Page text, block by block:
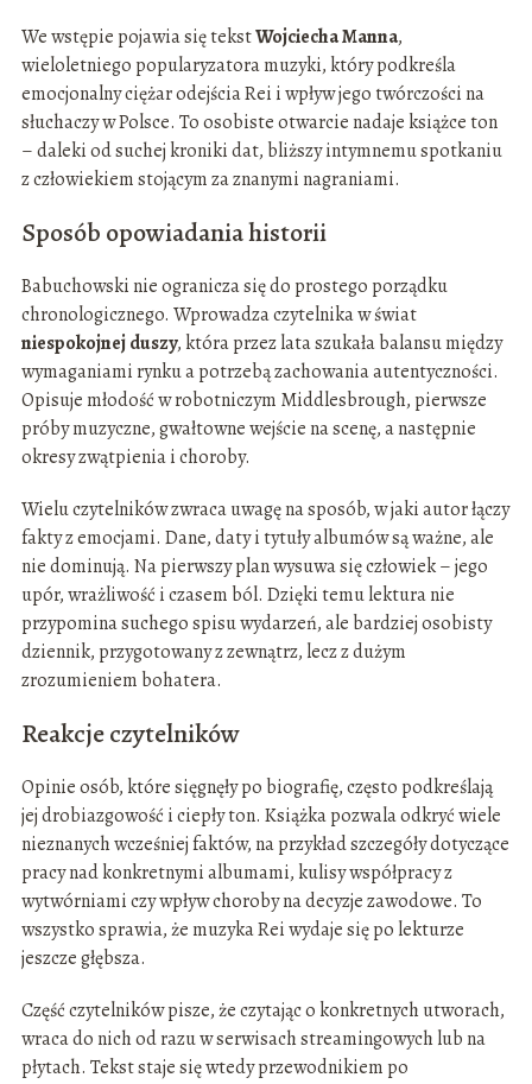
We wstępie pojawia się tekstWojciecha Manna,
wieloletniego popularyzatora muzyki, który podkreśla
emocjonalny ciężar odejścia Rei i wpływ jego twórczości na
słuchaczy w Polsce. To osobiste otwarcie nadaje książce ton
– daleki od suchej kroniki dat, bliższy intymnemu spotkaniu
z człowiekiem stojącym za znanymi nagraniami.
Sposób opowiadania historii
Babuchowski nie ogranicza się do prostego porządku
chronologicznego. Wprowadza czytelnika w świat
niespokojnej duszy, która przez lata szukała balansu między
wymaganiami rynku a potrzebą zachowania autentyczności.
Opisuje młodość w robotniczym Middlesbrough, pierwsze
próby muzyczne, gwałtowne wejście na scenę, a następnie
okresy zwątpienia i choroby.
Wielu czytelników zwraca uwagę na sposób, w jaki autor łączy
fakty z emocjami. Dane, daty i tytuły albumów są ważne, ale
nie dominują. Na pierwszy plan wysuwa się człowiek – jego
upór, wrażliwość i czasem ból. Dzięki temu lektura nie
przypomina suchego spisu wydarzeń, ale bardziej osobisty
dziennik, przygotowany z zewnątrz, lecz z dużym
zrozumieniem bohatera.
Reakcje czytelników
Opinie osób, które sięgnęły po biografię, często podkreślają
jej drobiazgowość i ciepły ton. Książka pozwala odkryć wiele
nieznanych wcześniej faktów, na przykład szczegóły dotyczące
pracy nad konkretnymi albumami, kulisy współpracy z
wytwórniami czy wpływ choroby na decyzje zawodowe. To
wszystko sprawia, że muzyka Rei wydaje się po lekturze
jeszcze głębsza.
Część czytelników pisze, że czytając o konkretnych utworach,
wraca do nich od razu w serwisach streamingowych lub na
płytach. Tekst staje się wtedy przewodnikiem po